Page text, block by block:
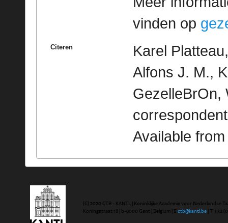
vinden op
Citeren
Karel
Alfons J. M.,
GezelleBrOn,
Available
(C) 2020 CTB - KANTL | Koninklijke Academie voor Nederlandse
Koningstraat 18 | b-9000 Gent | Belgium | E ctb@kantl.be | T +32